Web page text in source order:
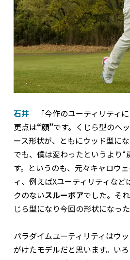
石井 「今作のユーティリティ
更点は“顔”です。くじら型のヘ
ース形状が、ともにウッド型にな
でも、僕は変わったというより“
す。というのも、元々キャロウ
ィ、例えばXユーティリティなど
クのないスルーボアでした。そ
じら型になり今回の形状になった
パラダイムユーティリティはウ
がけたモデルだと思います。い